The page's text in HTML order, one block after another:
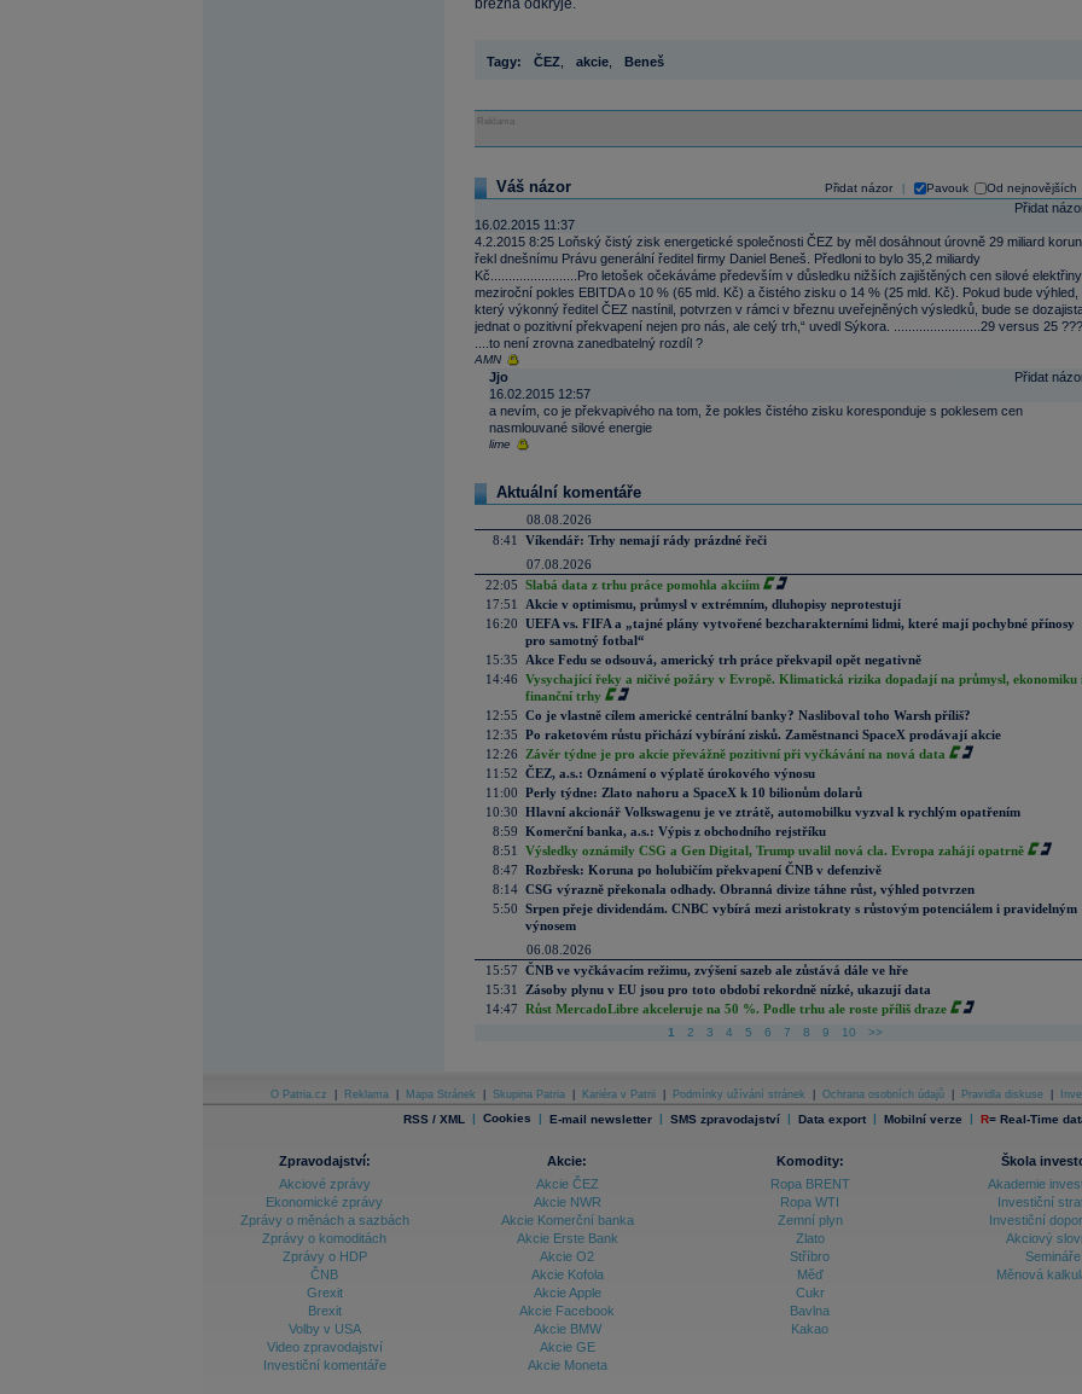
března odkryje.
Tagy: ČEZ akcie, Beneš
Reklama
Přidat názor Pavouk Od nejnovějších
Váš názor
Přidat
16.02.2015 11:37
4.2.2015 8:25 Loňský čistý zisk energetické společnosti ČEZ by měl dosáhnout úrovně 29 miliard korun,
řekl dnešnímu Právu generální ředitel firmy Daniel Beneš. Předloni to bylo 35,2 miliardy
Kč........................Pro letošek očekáváme především v důsledku nižších zajištěných cen silové elektřiny
meziroční pokles EBITDA o 10 % (65 mld. Kč) a čistého zisku o 14 % (25 mld. Kč). Pokud bude výhled,
který výkonný ředitel ČEZ nastínil, potvrzen v rámci v březnu uveřejněných výsledků, bude se
jednat o pozitivní překvapení nejen pro nás, ale celý trh,“ uvedl Sýkora. ........................29 versus 25 ???
....to není zrovna zanedbatelný rozdíl ?
AMN
Přidat
Jjo
16.02.2015 12:57
a nevím, co je překvapivého na tom, že pokles čistého zisku koresponduje s poklesem cen
nasmlouvané silové energie
lime
Aktuální komentáře
08.08.2026
8:41
Víkendář: Trhy nemají rády prázdné řeči
07.08.2026
22:05 Slabá data z trhu práce pomohla akciím
17:51
Akcie v optimismu, průmysl v extrémním, dluhopisy neprotestují
16:20 UEFA vs. FIFA a „tajné plány vytvořené bezcharakterními lidmi, které mají pochybné přínosy
pro samotný fotbal“
15:35
Akce Fedu se odsouvá, americký trh práce překvapil opět negativně
14:46 Vysychající řeky a ničivé požáry v Evropě. Klimatická rizika dopadají na průmysl, ekonomiku
finanční trhy
12:55 Co je vlastně cílem americké centrální banky? Nasliboval toho Warsh příliš?
12:35 Po raketovém růstu přichází vybírání zisků. Zaměstnanci SpaceX prodávají akcie
12:26
Závěr týdne je pro akcie převážně pozitivní při vyčkávání na nová data
11:52 ČEZ, a.s.: Oznámení o výplatě úrokového výnosu
11:00 Perly týdne: Zlato nahoru a SpaceX k 10 bilionům dolarů
10:30 Hlavní akcionář Volkswagenu je ve ztrátě, automobilku vyzval k rychlým opatřením
8:59 Komerční banka, a.s.: Výpis z obchodního rejstříku
8:51
Výsledky oznámily CSG a Gen Digital, Trump uvalil nová cla. Evropa zahájí opatrně
8:47 Rozbřesk: Koruna po holubičím překvapení ČNB v defenzivě
8:14 CSG výrazně překonala odhady. Obranná divize táhne růst, výhled potvrzen
5:50 Srpen přeje dividendám. CNBC vybírá mezi aristokraty s růstovým potenciálem i pravidelným
výnosem
06.08.2026
15:57 ČNB ve vyčkávacím režimu, zvýšení sazeb ale zůstává dále ve hře
15:31
Zásoby plynu v EU jsou pro toto období rekordně nízké, ukazují data
14:47 Růst MercadoLibre akceleruje na 50 %. Podle trhu ale roste příliš draze
1 2 3 4 5 6 7 8 9 10 >>
O Patria.cz Reklama Mapa Stránek Skupina Patria Kariéra v Patrii Podmínky užívání stránek Ochrana osobních údajů Pravidla diskuse
RSS / XML | Cookies | E-mail newsletter | SMS zpravodajství | Data export | Mobilní verze | R= Real-Time
Zpravodajství:
Akciové zprávy
Ekonomické zprávy
Zprávy o měnách a sazbách
Zprávy o komoditách
Zprávy o HDP
ČNB
Grexit
Brexit
Volby v USA
Video zpravodajství
Investiční komentáře
Akcie:
Akcie ČEZ
Akcie NWR
Akcie Komerční banka
Akcie Erste Bank
Akcie O2
Akcie Kofola
Akcie Apple
Akcie Facebook
Akcie BMW
Akcie GE
Akcie Moneta
Komodity:
Ropa BRENT
Ropa WTI
Zemní plyn
Zlato
Stříbro
Měď
Cukr
Bavlna
Kakao
Škola
Akademie
Investiční
Investiční
Akciový
Semináře
Měnová